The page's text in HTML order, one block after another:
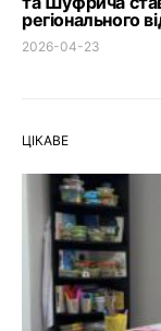
регіонального
2026-04-23
ЦІКАВЕ